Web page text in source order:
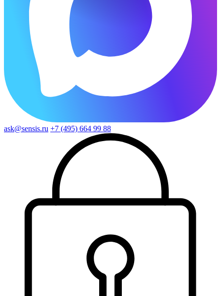
ask@sensis.ru +7 (495) 664 99 88